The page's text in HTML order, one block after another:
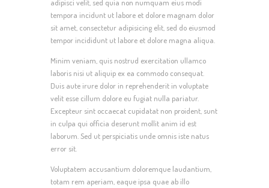
adipisci velit, sed quia non numquam eius modi
tempora incidunt ut labore et dolore magnam dolor
sit amet, consectetur adipisicing elit, sed do eiusmod
tempor incididunt ut labore et dolore magna aliqua.
Minim veniam, quis nostrud exercitation ullamco
laboris nisi ut aliquip ex ea commodo consequat.
Duis aute irure dolor in reprehenderit in voluptate
velit esse cillum dolore eu fugiat nulla pariatur.
Excepteur sint occaecat cupidatat non proident, sunt
in culpa qui officia deserunt mollit anim id est
laborum. Sed ut perspiciatis unde omnis iste natus
error sit.
Voluptatem accusantium doloremque laudantium,
totam rem aperiam, eaque ipsa quae ab illo